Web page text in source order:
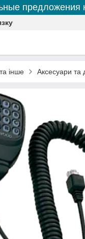
предложения
інше Аксесуари та